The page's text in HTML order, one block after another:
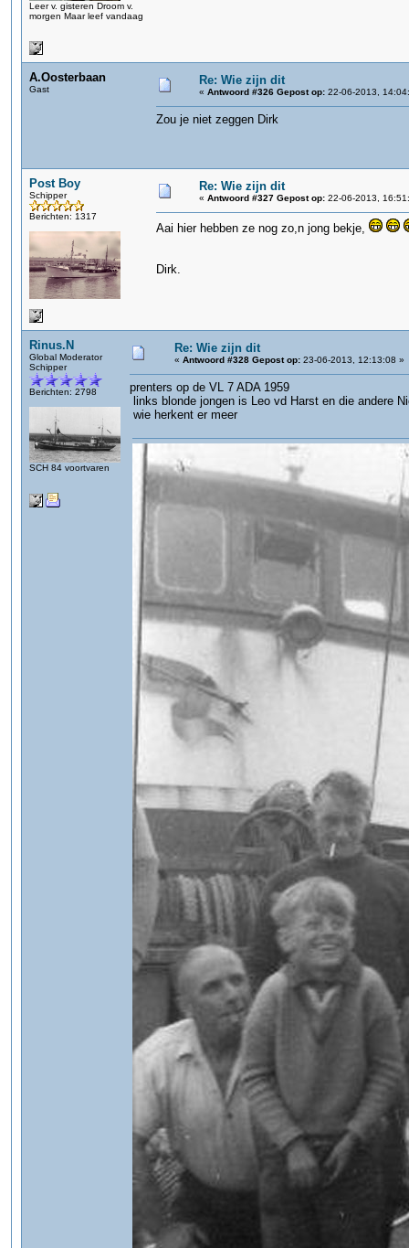
Leer v. gisteren Droom v.
morgen Maar leef vandaag
A.Oosterbaan
Gast
Re: Wie zijn dit
« Antwoord #326 Gepost op: 22-06-2013,
Zou je niet zeggen Dirk
Post Boy
Schipper
Berichten: 1317
Re: Wie zijn dit
« Antwoord #327 Gepost op: 22-06-2013,
Aai hier hebben ze nog zo,n jong bekje,
Dirk.
Rinus.N
Global Moderator
Schipper
Berichten: 2798
SCH 84 voortvaren
Re: Wie zijn dit
« Antwoord #328 Gepost op: 23-06-2013, 12:13:08 »
prenters op de VL 7 ADA 1959
links blonde jongen is Leo vd Harst en die andere
wie herkent er meer